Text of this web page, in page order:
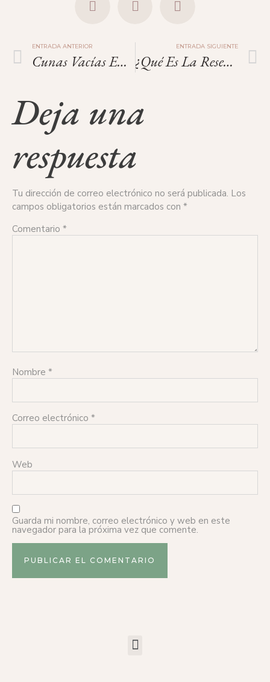
ENTRADA ANTERIOR
Cunas Vacías En Corea Del Sur, Pediatras Y Maternidades Desaparecen
ENTRADA SIGUIENTE
¿Qué Es La Reserva Ovárica Y Cómo Se Mide?
Deja una
respuesta
Tu dirección de correo electrónico no será publicada. Los
campos obligatorios están marcados con *
Comentario *
Nombre *
Correo electrónico *
Web
Guarda mi nombre, correo electrónico y web en este
navegador para la próxima vez que comente.